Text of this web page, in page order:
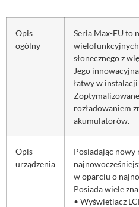
Opis
ogólny
Seria Max-EU to
słonecznego z
Jego
łatwy w
rozładowaniem
akumulatorów.
Opis
urządzenia
Posiadając nowy
w oparciu o
Posiada wiele
• Wyświetlacz